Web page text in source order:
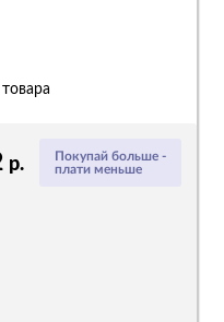
Покупай больше -
плати меньше
р.